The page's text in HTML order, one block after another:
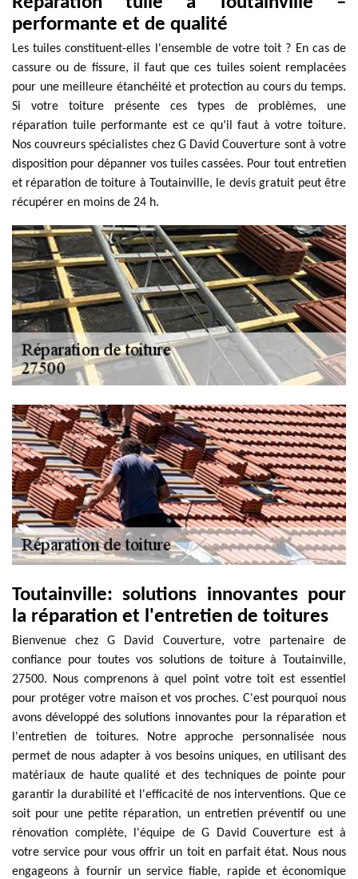
performante et de qualité
Les tuiles constituent-elles l'ensemble de votre toit ? En cas de
cassure ou de fissure, il faut que ces tuiles soient remplacées
pour une meilleure étanchéité et protection au cours du temps.
Si votre toiture présente ces types de problèmes, une
réparation tuile performante est ce qu’il faut à votre toiture.
Nos couvreurs spécialistes chez G David Couverture sont à votre
disposition pour dépanner vos tuiles cassées. Pour tout entretien
et réparation de toiture à Toutainville, le devis gratuit peut être
récupérer en moins de 24 h.
Toutainville: solutions innovantes pour
la réparation et l'entretien de toitures
Bienvenue chez G David Couverture, votre partenaire de
confiance pour toutes vos solutions de toiture à Toutainville,
27500. Nous comprenons à quel point votre toit est essentiel
pour protéger votre maison et vos proches. C'est pourquoi nous
avons développé des solutions innovantes pour la réparation et
l'entretien de toitures. Notre approche personnalisée nous
permet de nous adapter à vos besoins uniques, en utilisant des
matériaux de haute qualité et des techniques de pointe pour
garantir la durabilité et l'efficacité de nos interventions. Que ce
soit pour une petite réparation, un entretien préventif ou une
rénovation complète, l'équipe de G David Couverture est à
votre service pour vous offrir un toit en parfait état. Nous nous
engageons à fournir un service fiable, rapide et économique